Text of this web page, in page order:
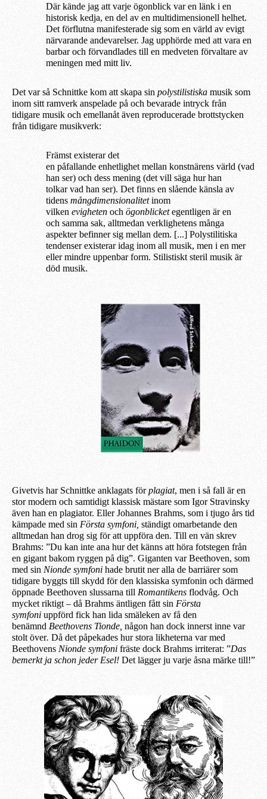
Där kände jag att varje ögonblick var en länk i en
historisk kedja, en del av en multidimensionell helhet.
Det förflutna manifesterade sig som en värld av evigt
närvarande andevarelser. Jag upphörde med att vara en
barbar och förvandlades till en medveten förvaltare av
meningen med mitt liv.
Det var så Schnittke kom att skapa sin polystilistiska musik som
inom sitt ramverk anspelade på och bevarade intryck från
tidigare musik och emellanåt även reproducerade brottstycken
från tidigare musikverk:
Främst existerardet
en påfallandeenhetlighet mellan konstnärens värld (vad
han ser) och dess mening(det vill säga hur han
tolkarvad han ser). Det finns en slåendekänsla av
tidens mångdimensionalitetinom
vilken evighetenoch ögonblicket egentligen ären
och samma sak, alltmedan verklighetens många
aspekterbefinner sig mellan dem. [...] Polystilitiska
tendenser existerar idag inom all musik, men i en mer
eller mindre uppenbar form. Stilistiskt steril musik är
död musik.
Givetvis har Schnittke anklagats förplagiat, men i så fall är en
stor modern och samtidigt klassisk mästare som Igor Stravinsky
även han en plagiator. Eller Johannes Brahms, som i tjugo års tid
kämpade med sin Första symfoni, ständigt omarbetande den
alltmedan han drog sig för att uppföra den. Till en vän skrev
Brahms: ”Du kan inte ana hur det känns att höra fotstegen från
en gigant bakom ryggen på dig”. Giganten var Beethoven, som
med sinNionde symfoni hade brutit ner alla de barriärer som
tidigare byggts till skydd för den klassiska symfonin och därmed
öppnade Beethoven slussarna tillRomantikens flodvåg. Och
mycket riktigt – då Brahms äntligen fått sin Första
symfoni uppförd fick han lida smäleken av få den
benämnd Beethovens Tionde, någon han dock innerst inne var
stolt över. Då det påpekades hur stora likheterna var med
Beethovens Nionde symfoni fräste dock Brahms irriterat: ”Das
bemerkt ja schon jeder Esel! Det lägger ju varje åsna märke till!”